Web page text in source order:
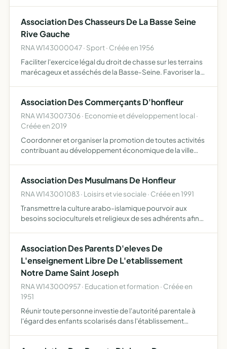
tutelle de la …
Association Des Chasseurs De La Basse Seine
Rive Gauche
RNA W143000047 · Sport · Créée en 1956
Faciliter l'exercice légal du droit de chasse sur les terrains
marécageux et asséchés de la Basse-Seine. Favoriser la
Association Des Commerçants D'honfleur
RNA W143007306 · Economie et développement local ·
Créée en 2019
Coordonner et organiser la promotion de toutes activités
contribuant au développement économique de la ville
industrie…
Association Des Musulmans De Honfleur
RNA W143001083 · Loisirs et vie sociale · Créée en 1991
Transmettre la culture arabo-islamique pourvoir aux
besoins socioculturels et religieux de ses adhérents afin
Association Des Parents D'eleves De
L'enseignement Libre De L'etablissement
Notre Dame Saint Joseph
RNA W143000957 · Education et formation · Créée en
1951
Réunir toute personne investie de l'autorité parentale à
l'égard des enfants scolarisés dans l'établissement